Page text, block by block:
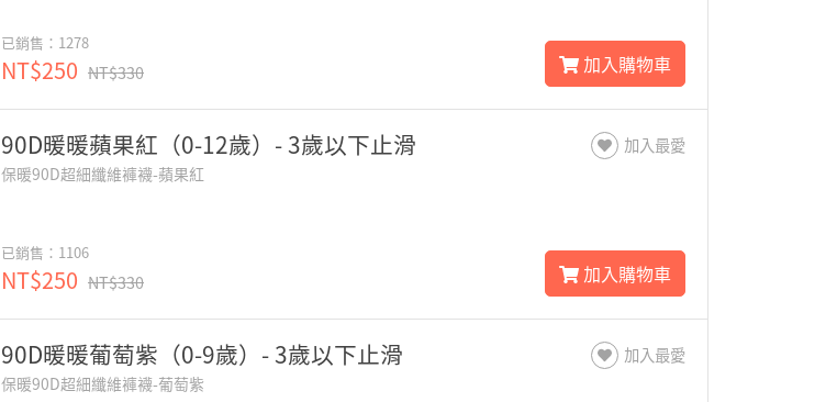
已銷售：1278
NT$250 NT$330 加入購物車
90D暖暖蘋果紅（0-12歲）- 3歲以下止滑
保暖90D超細纖維褲襪-蘋果紅
已銷售：1106
NT$250 NT$330
加入最愛
加入購物車
90D暖暖葡萄紫（0-9歲）- 3歲以下止滑
保暖90D超細纖維褲襪-葡萄紫
加入最愛